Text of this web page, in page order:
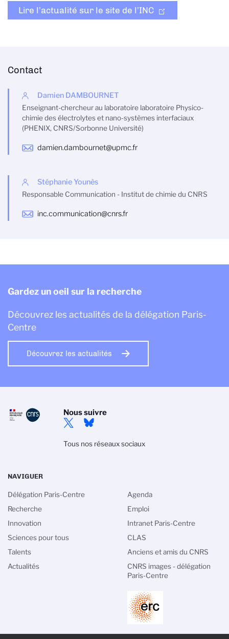
Lire l’actualité sur le site de l’INC
Contact
Damien DAMBOURNET
Enseignant-chercheur au laboratoire laboratoire Physico-
chimie des électrolytes et nano-systèmes interfaciaux
(PHENIX, CNRS/Sorbonne Université)
damien.dambournet@upmc.fr
Stéphanie Younès
Responsable Communication - Institut de chimie du CNRS
inc.communication@cnrs.fr
Gardez un oeil sur la recherche
Découvrez les actualités de la délégation Paris-
Centre
Découvrez les actualités
Nous suivre
Tous nos réseaux sociaux
NAVIGUER
Délégation Paris-Centre
Recherche
Innovation
Sciences pour tous
Talents
Actualités
Agenda
Emploi
Intranet Paris-Centre
CLAS
Anciens et amis du CNRS
CNRS images - délégation
Paris-Centre